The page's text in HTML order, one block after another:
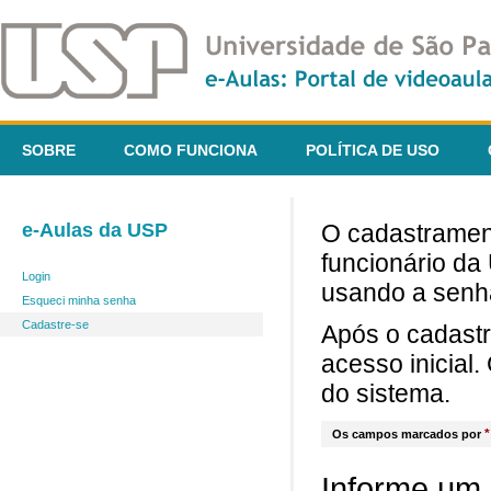
SOBRE COMO FUNCIONA POLÍTICA DE USO
e-Aulas da USP
Login
Esqueci minha senha
Cadastre-se
O
funcionário da
usando a
Após o
acesso inicial.
do sistema.
Os campos marcados por*